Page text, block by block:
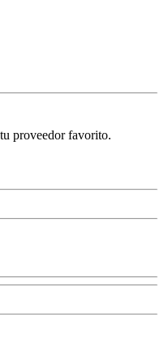
proveedor favorito.